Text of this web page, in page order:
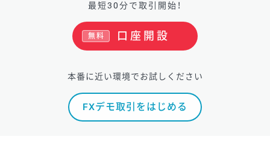
最短30分で取引開始！
口座開設
無料
本番に近い環境でお試しください
FXデモ取引をはじめる